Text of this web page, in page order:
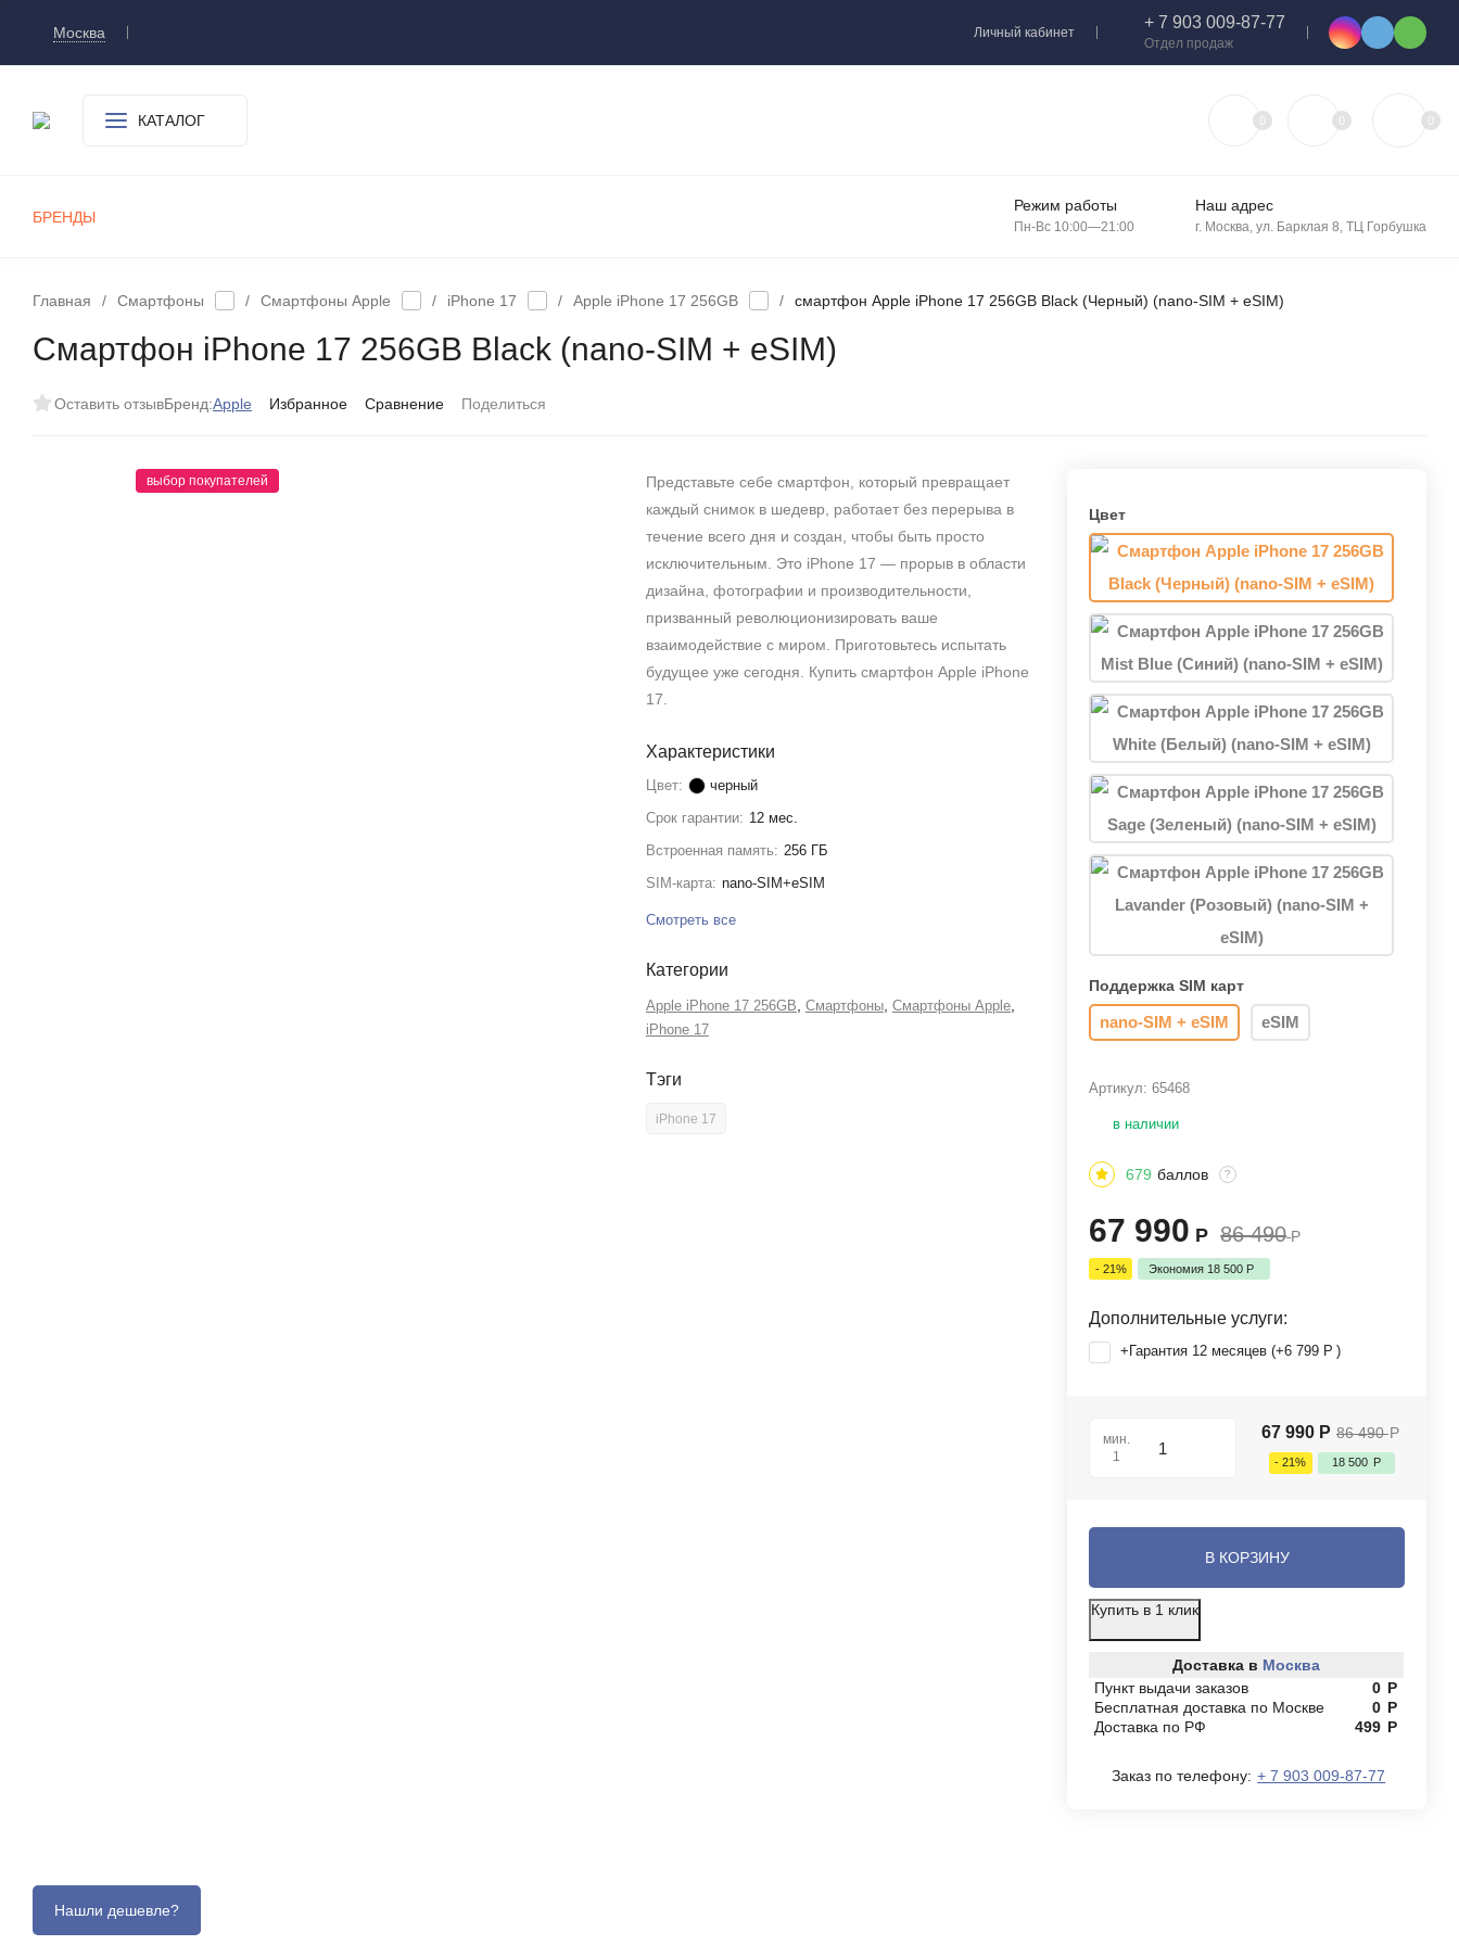
Москва Личный кабинет
+ 7 903 009-87-77
Отдел продаж
КАТАЛОГ 0 0 0
БРЕНДЫ
Режим работы
Пн-Вс 10:00—21:00
Наш адрес
г. Москва, ул. Барклая 8, ТЦ Горбушка
Главная / Смартфоны / Смартфоны Apple / iPhone 17 / Apple iPhone 17 256GB / cмартфон Apple iPhone 17 256GB Black (Черный) (nano-SIM + eSIM)
Смартфон iPhone 17 256GB Black (nano-SIM + eSIM)
Оставить отзывБренд:Apple Избранное Сравнение Поделиться
выбор покупателей
Представьте себе смартфон, который превращает
каждый снимок в шедевр, работает без перерыва в
течение всего дня и создан, чтобы быть просто
исключительным. Это iPhone 17 — прорыв в области
дизайна, фотографии и производительности,
призванный революционизировать ваше
взаимодействие с миром. Приготовьтесь испытать
будущее уже сегодня. Купить смартфон Apple iPhone
17.
Характеристики
Цвет:
черный
Срок гарантии: 12 мес.
Встроенная память: 256 ГБ
SIM-карта: nano-SIM+eSIM
Смотреть все
Категории
Apple iPhone 17 256GB Смартфоны, Смартфоны Apple,
iPhone 17
Тэги
iPhone 17
Цвет
Поддержка SIM карт
nano-SIM + eSIM eSIM
Артикул:65468
в наличии
679 баллов ?
67 990 Р 86 490 Р
- 21% Экономия 18 500 Р
Дополнительные услуги:
+Гарантия 12 месяцев (+6 799 Р )
мин.
1
67 990 Р 86 490 Р
- 21% 18 500 Р
В КОРЗИНУ
Купить в 1 клик
Доставка в Москва
Пункт выдачи заказов
0 Р
Бесплатная доставка по Москве
0 Р
Доставка по РФ
499 Р
Заказ по телефону: + 7 903 009-87-77